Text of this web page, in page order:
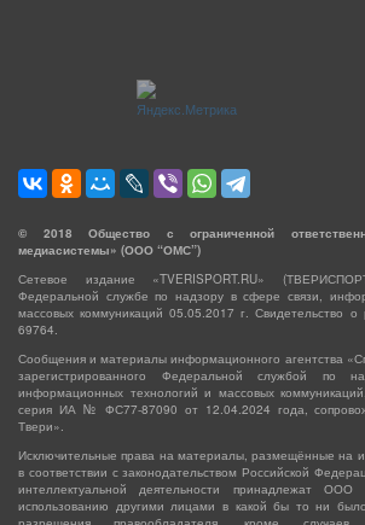
© 2018 Общество с ограниченной
медиасистемы» (ООО “ОМС”)
Сетевое издание «TVERISPORT.RU»
Федеральной службе по надзору в сфере связи,
массовых коммуникаций 05.05.2017 г. Свидетельство
69764.
Сообщения и материалы информационного агентства
зарегистрированного Федеральной службой по
информационных технологий и массовых
серия ИА № ФС77-87090 от 12.04.2024 года,
Твери».
Исключительные права на материалы, размещённые на
в соответствии с законодательством Российской
интеллектуальной деятельности принадлежат
использованию другими лицами в какой бы то ни